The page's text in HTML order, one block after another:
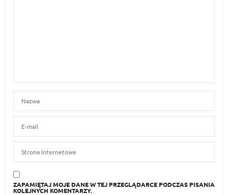
ZAPAMIĘTAJ MOJE DANE W TEJ PRZEGLĄDARCE PODCZAS PISANIA
KOLEJNYCH KOMENTARZY.